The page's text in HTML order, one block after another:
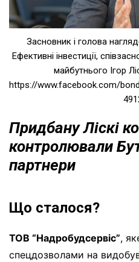
Засновник і голова
Ефективні інвестиції,
майбутнього Ігор
https://www.facebook.com/
Придбану Ліскі
контролювали
партнери
Що сталося?
ТОВ “Надробудсервіс”,
спецдозволами на